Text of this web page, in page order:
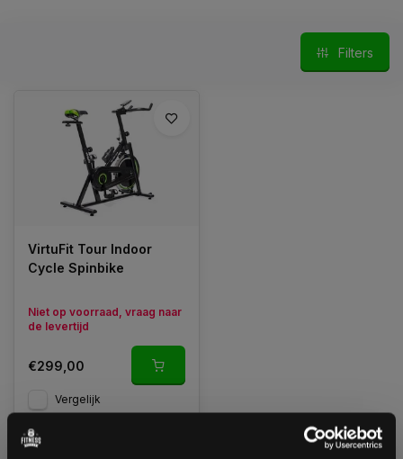
Filters
VirtuFit Tour Indoor
Cycle Spinbike
Niet op voorraad, vraag naar
de levertijd
€299,00
Vergelijk